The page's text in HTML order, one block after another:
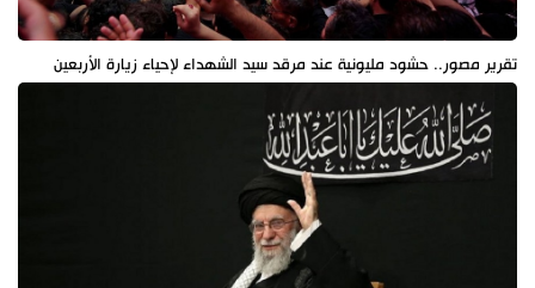
تقرير مصور.. حشود مليونية عند مرقد سيد الشهداء لإحياء زيارة الأربعين